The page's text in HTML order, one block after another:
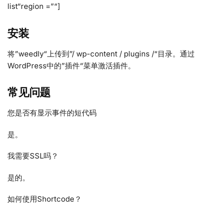
list“region =”“]
安装
将”weedly“上传到”/ wp-content / plugins /“目录。通过
WordPress中的”插件“菜单激活插件。
常见问题
您是否有显示事件的短代码
是。
我需要SSL吗？
是的。
如何使用Shortcode？